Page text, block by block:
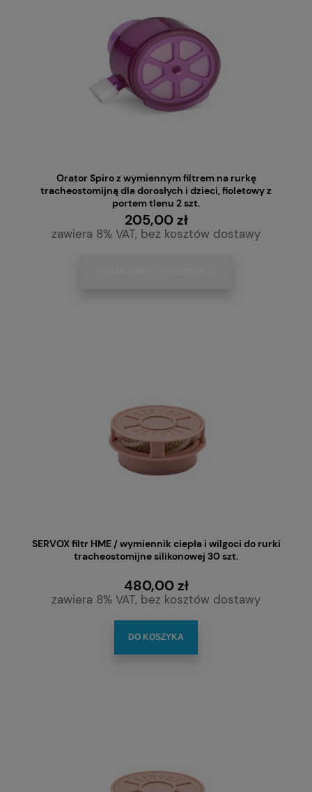
Orator Spiro z wymiennym filtrem na rurkę
tracheostomijną dla dorosłych i dzieci, fioletowy z
portem tlenu 2 szt.
205,00 zł
zawiera 8% VAT, bez kosztów dostawy
SERVOX filtr HME / wymiennik ciepła i wilgoci do rurki
tracheostomijne silikonowej 30 szt.
480,00 zł
zawiera 8% VAT, bez kosztów dostawy
DO KOSZYKA